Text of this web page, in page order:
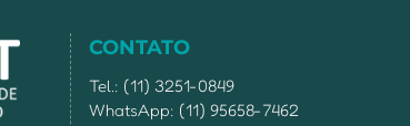
CONTATO
Tel.: (11) 3251-0849
WhatsApp: (11) 95658-7462